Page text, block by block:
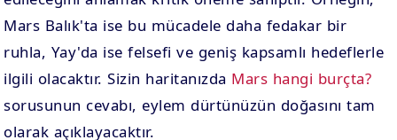
Mars Balık'ta ise bu mücadele daha fedakar bir
ruhla, Yay'da ise felsefi ve geniş kapsamlı hedeflerle
ilgili olacaktır. Sizin haritanızda Mars hangi burçta?
sorusunun cevabı, eylem dürtünüzün doğasını tam
olarak açıklayacaktır.